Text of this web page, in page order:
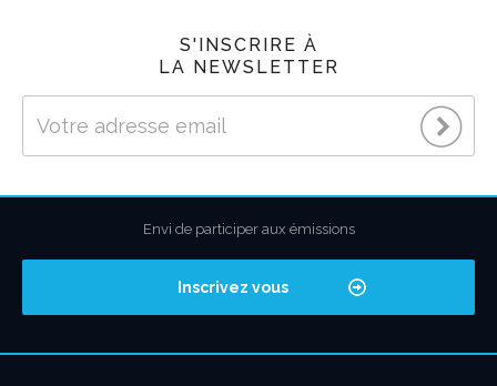
S'INSCRIRE À
LA NEWSLETTER
Envi de participer aux émissions
Inscrivez vous